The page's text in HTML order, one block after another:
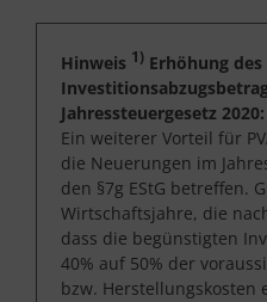
Hinweis 1)Erhöhung des
Jahressteuergesetz 2020:
Ein weiterer Vorteil für
die Neuerungen im
den §7g EStG betreffen.
Wirtschaftsjahre, die
dass die begünstigten
40% auf 50% der
bzw. Herstellungskosten